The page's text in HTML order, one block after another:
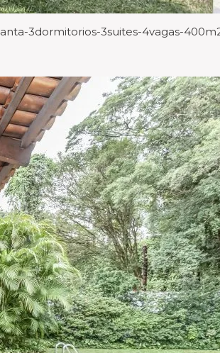
3dormitorios-3suites-4vagas-